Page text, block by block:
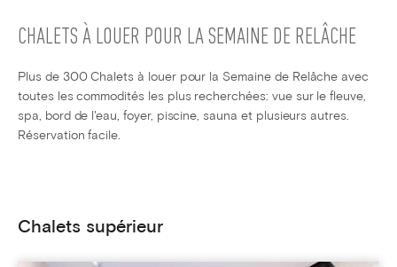
CHALETS À LOUER POUR LA SEMAINE DE RELÂCHE
Plus de 300 Chalets à louer pour la Semaine de Relâche avec
toutes les commodités les plus recherchées: vue sur le fleuve,
spa, bord de l'eau, foyer, piscine, sauna et plusieurs autres.
Réservation facile.
Chalets supérieur